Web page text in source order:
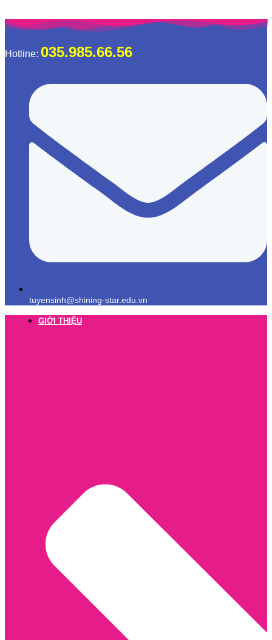
Hotline: 035.985.66.56
tuyensinh@shining-star.edu.vn
GIỚI THIỆU